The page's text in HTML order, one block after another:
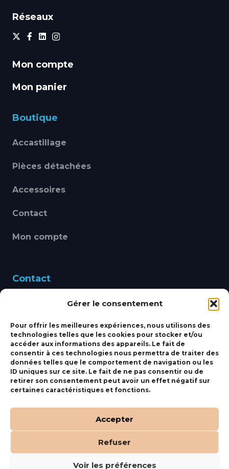
Gérer le consentement
Pour offrir les meilleures expériences, nous utilisons des
technologies telles que les cookies pour stocker et/ou
accéder aux informations des appareils. Le fait de
consentir à ces technologies nous permettra de traiter des
données telles que le comportement de navigation ou les
ID uniques sur ce site. Le fait de ne pas consentir ou de
retirer son consentement peut avoir un effet négatif sur
certaines caractéristiques et fonctions.
Accepter
Refuser
Voir les préférences
Réseaux
Mon compte
Mon panier
Boutique
Accastillage
Pièces détachées
Accessoires
Contact
Mon compte
Contact
460 Avenue Alain Le
bbsmarine@bbs-
marine.fr
Fixe:04 27 50 24 50
Mobile:06 69 44 48 83
Orocom .